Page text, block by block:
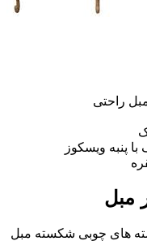
راحتی
پنبه ویسکوز
مبل
های چوبی شکسته مبل